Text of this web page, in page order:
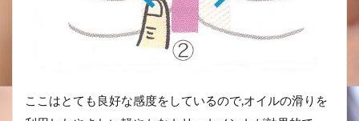
ここはとても良好な感度をしているので,オイルの滑りを